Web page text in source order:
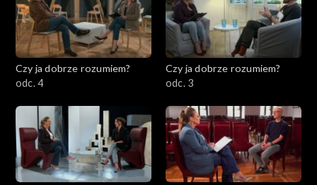
Czy ja dobrze rozumiem?
odc. 4
Czy ja dobrze rozumiem?
odc. 3